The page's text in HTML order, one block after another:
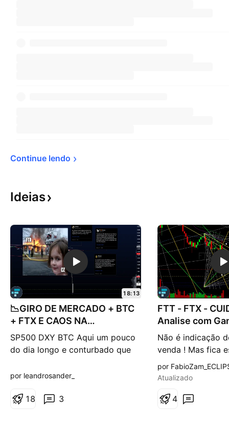
Continue lendo
Ideias
📉GIRO DE MERCADO + BTC
+ FTX E CAOS NA
CRIPTOLÂNDIA 📈
SP500 DXY BTC Aqui um pouco
do dia longo e conturbado que
FTT alguns dos estudos e
isso descrevemos o seguinte:
18:13
por leandrosander_
3
1 8
FTT - FTX -
Analise com
correto)
Não é indicação
venda ! Mas fica
por
Atualizado
4